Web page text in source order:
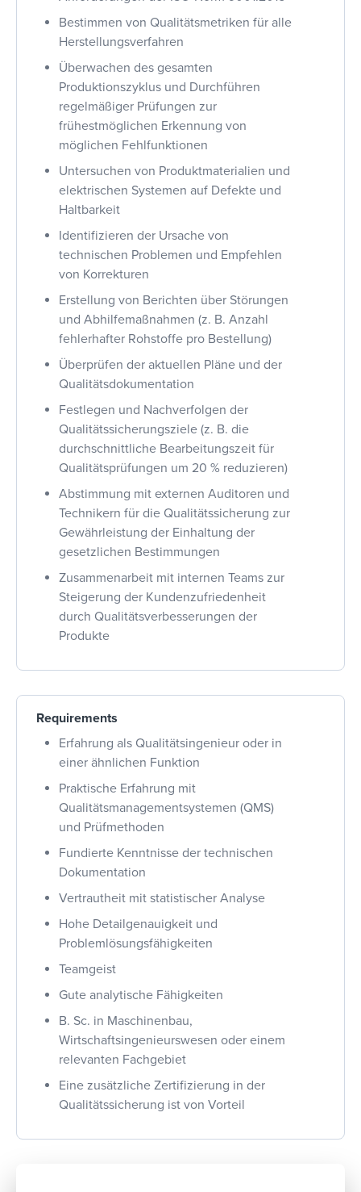
Bestimmen von Qualitätsmetriken für alle
Herstellungsverfahren
Überwachen des gesamten
Produktionszyklus und Durchführen
regelmäßiger Prüfungen zur
frühestmöglichen Erkennung von
möglichen Fehlfunktionen
Untersuchen von Produktmaterialien und
elektrischen Systemen auf Defekte und
Haltbarkeit
Identifizieren der Ursache von
technischen Problemen und Empfehlen
von Korrekturen
Erstellung von Berichten über Störungen
und Abhilfemaßnahmen (z. B. Anzahl
fehlerhafter Rohstoffe pro Bestellung)
Überprüfen der aktuellen Pläne und der
Qualitätsdokumentation
Festlegen und Nachverfolgen der
Qualitätssicherungsziele (z. B. die
durchschnittliche Bearbeitungszeit für
Qualitätsprüfungen um 20 % reduzieren)
Abstimmung mit externen Auditoren und
Technikern für die Qualitätssicherung zur
Gewährleistung der Einhaltung der
gesetzlichen Bestimmungen
Zusammenarbeit mit internen Teams zur
Steigerung der Kundenzufriedenheit
durch Qualitätsverbesserungen der
Produkte
Requirements
Erfahrung als Qualitätsingenieur oder in
einer ähnlichen Funktion
Praktische Erfahrung mit
Qualitätsmanagementsystemen (QMS)
und Prüfmethoden
Fundierte Kenntnisse der technischen
Dokumentation
Vertrautheit mit statistischer Analyse
Hohe Detailgenauigkeit und
Problemlösungsfähigkeiten
Teamgeist
Gute analytische Fähigkeiten
B. Sc. in Maschinenbau,
Wirtschaftsingenieurswesen oder einem
relevanten Fachgebiet
Eine zusätzliche Zertifizierung in der
Qualitätssicherung ist von Vorteil